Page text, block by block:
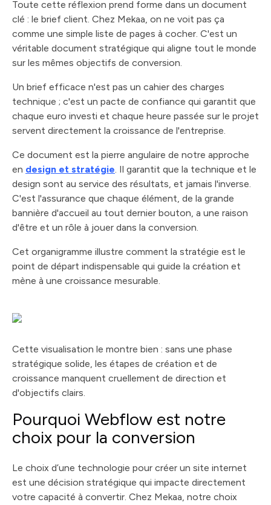
Toute cette réflexion prend forme dans un document
clé : le brief client. Chez Mekaa, on ne voit pas ça
comme une simple liste de pages à cocher. C'est un
véritable document stratégique qui aligne tout le monde
sur les mêmes objectifs de conversion.
Un brief efficace n'est pas un cahier des charges
technique ; c'est un pacte de confiance qui garantit que
chaque euro investi et chaque heure passée sur le projet
servent directement la croissance de l'entreprise.
Ce document est la pierre angulaire de notre approche
en design et stratégie. Il garantit que la technique et le
design sont au service des résultats, et jamais l'inverse.
C'est l'assurance que chaque élément, de la grande
bannière d'accueil au tout dernier bouton, a une raison
d'être et un rôle à jouer dans la conversion.
Cet organigramme illustre comment la stratégie est le
point de départ indispensable qui guide la création et
mène à une croissance mesurable.
Cette visualisation le montre bien : sans une phase
stratégique solide, les étapes de création et de
croissance manquent cruellement de direction et
d'objectifs clairs.
Pourquoi Webflow est notre
choix pour la conversion
Le choix d’une technologie pour créer un site internet
est une décision stratégique qui impacte directement
votre capacité à convertir. Chez Mekaa, notre choix